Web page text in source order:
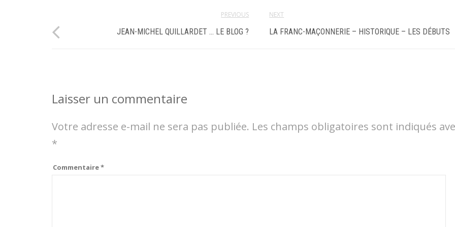
PREVIOUS
JEAN-MICHEL QUILLARDET … LE BLOG ?
NEXT
LA FRANC-MAÇONNERIE – HISTORIQUE – LES DÉBUTS
Laisser un commentaire
Votre adresse e-mail ne sera pas publiée. Les champs obligatoires sont indiqués
*
Commentaire*